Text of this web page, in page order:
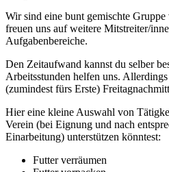
Wir sind eine bunt gemischte
freuen uns auf weitere Mitstreiter/
Aufgabenbereiche.
Den Zeitaufwand kannst du selber
Arbeitsstunden helfen uns.
(zumindest fürs Erste)
Hier eine kleine Auswahl von
Verein (bei Eignung und nach
Einarbeitung) unterstützen könntest:
Futter verräumen